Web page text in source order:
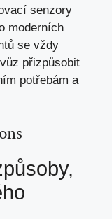
senzory
moderních
se vždy
přizpůsobit
potřebám a